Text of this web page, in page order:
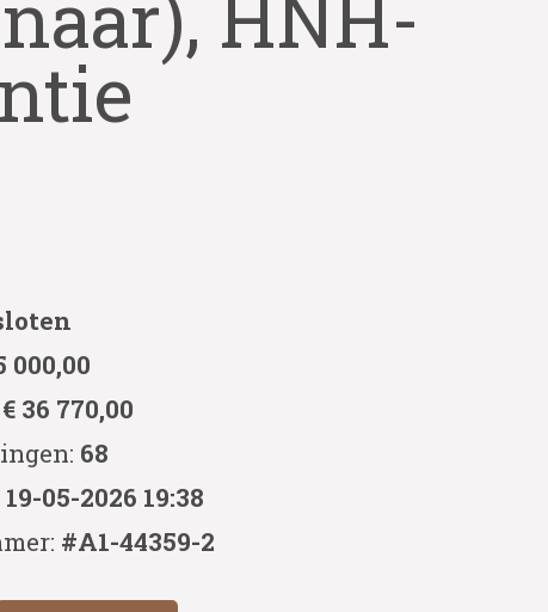
000,00
€ 36 770,00
68
19-05-2026 19:38
#A1-44359-2